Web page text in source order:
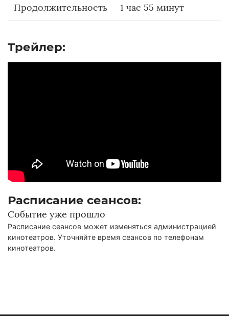
Продолжительность 1 час 55 минут
Трейлер:
Расписание сеансов:
Событие уже прошло
Расписание сеансов может изменяться администрацией
кинотеатров. Уточняйте время сеансов по телефонам
кинотеатров.